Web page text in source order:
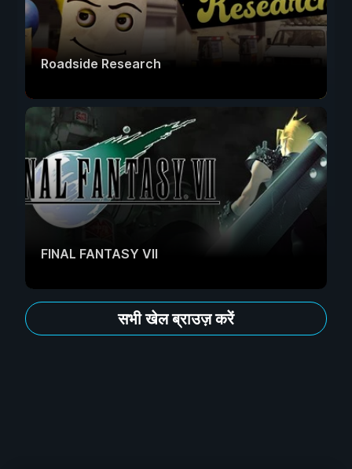
Roadside Research
FINAL FANTASY VII
सभी खेल ब्राउज़ करें